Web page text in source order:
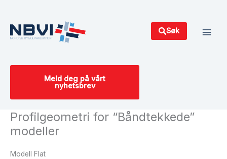
innholdet
Søk
Meld deg på vårt
nyhetsbrev
Profilgeometri for “Båndtekkede”
modeller
Modell Flat